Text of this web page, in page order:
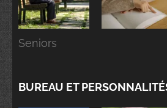
Seniors
BUREAU ET